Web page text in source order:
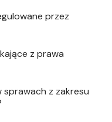
przez
z prawa
sprawach z zakresu